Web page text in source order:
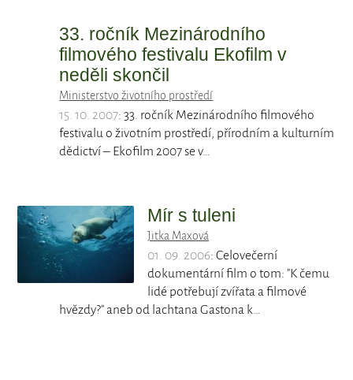
33. ročník Mezinárodního
filmového festivalu Ekofilm v
neděli skončil
Ministerstvo životního prostředí
15. 10. 2007: 33. ročník Mezinárodního filmového
festivalu o životním prostředí, přírodním a kulturním
dědictví – Ekofilm 2007 se v…
Mír s tuleni
Jitka Maxová
01. 09. 2006: Celovečerní
dokumentární film o tom: "K čemu
lidé potřebují zvířata a filmové
hvězdy?" aneb od lachtana Gastona k…